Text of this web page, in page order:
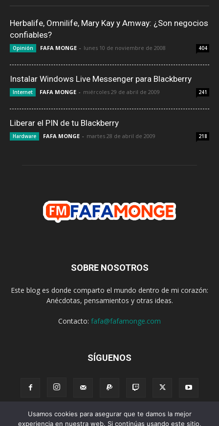
Herbalife, Omnilife, Mary Kay y Amway: ¿Son negocios
confiables?
Opinión FAFA MONGE - lunes 10 de noviembre de 2008 404
Instalar Windows Live Messenger para Blackberry
Internet FAFA MONGE - miércoles 29 de abril de 2009 241
Liberar el PIN de tu Blackberry
Hardware FAFA MONGE - martes 28 de abril de 2009 218
SOBRE NOSOTROS
Este blog es donde comparto el mundo dentro de mi corazón:
Anécdotas, pensamientos y otras ideas.
Contacto: fafa@fafamonge.com
SÍGUENOS
Acerca de Donar Radio Podcast Contenido Publicidad
Usamos cookies para asegurar que te damos la mejor
experiencia en nuestra web. Si continúas usando este sitio,